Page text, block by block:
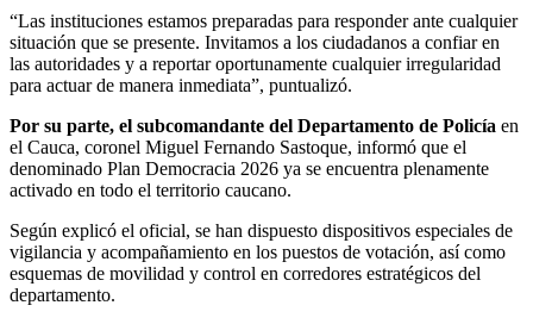
“Las instituciones estamos preparadas para responder ante cualquier
situación que se presente. Invitamos a los ciudadanos a confiar en
las autoridades y a reportar oportunamente cualquier irregularidad
para actuar de manera inmediata”, puntualizó.
Por su parte, el subcomandante del Departamento de Policía en
el Cauca, coronel Miguel Fernando Sastoque, informó que el
denominado Plan Democracia 2026 ya se encuentra plenamente
activado en todo el territorio caucano.
Según explicó el oficial, se han dispuesto dispositivos especiales de
vigilancia y acompañamiento en los puestos de votación, así como
esquemas de movilidad y control en corredores estratégicos del
departamento.